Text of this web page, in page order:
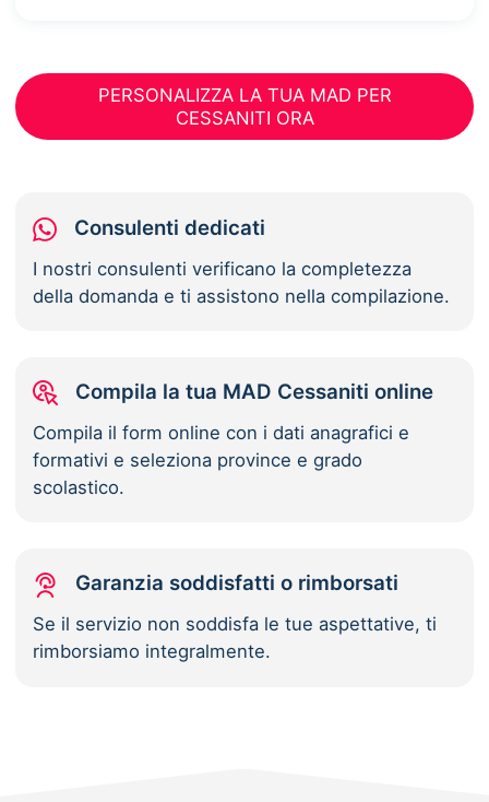
PERSONALIZZA LA TUA MAD PER
CESSANITI ORA
Consulenti dedicati
I nostri consulenti verificano la completezza
della domanda e ti assistono nella compilazione.
Compila la tua MAD Cessaniti online
Compila il form online con i dati anagrafici e
formativi e seleziona province e grado
scolastico.
Garanzia soddisfatti o rimborsati
Se il servizio non soddisfa le tue aspettative, ti
rimborsiamo integralmente.